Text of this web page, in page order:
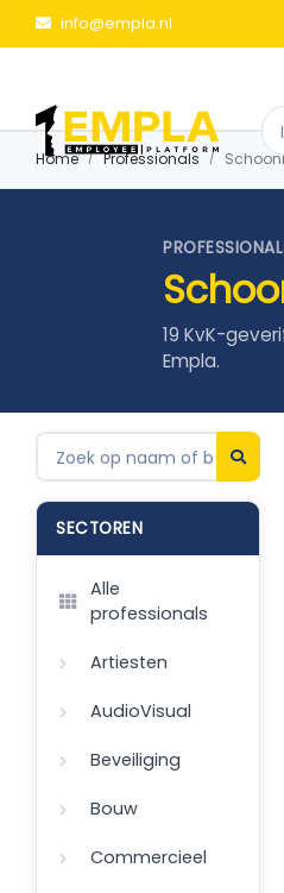
info@empla.nl
Home Professionals
19 KvK-
Empla.
SECTOREN
Alle
professionals
Artiesten
AudioVisual
Beveiliging
Bouw
Commercieel